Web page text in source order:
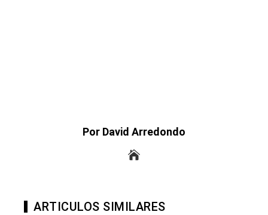
Por David Arredondo
ARTICULOS SIMILARES